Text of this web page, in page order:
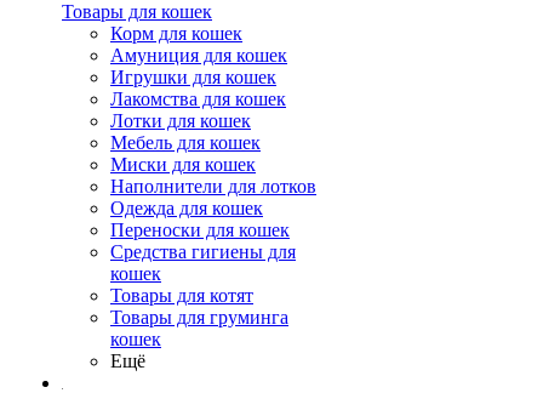
Товары для кошек
Корм для кошек
Амуниция для кошек
Игрушки для кошек
Лакомства для кошек
Лотки для кошек
Мебель для кошек
Миски для кошек
Наполнители для лотков
Одежда для кошек
Переноски для кошек
Средства гигиены для
кошек
Товары для котят
Товары для груминга
кошек
Ещё